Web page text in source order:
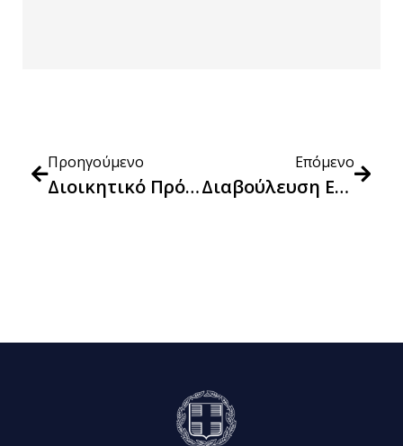
Προηγούμενο
Διοικητικό Πρόστιμο, Συνολικού Ύψους 131.000,00 Ευρώ, Στην Εταιρεία SOCIAL CORPORATION M.I.K.E., Με Διακριτικό ΤίτλοSOCIAL CORPORATION
Επόμενο
Διαβούλευση Επί Των Κανόνων ΔΙ.Ε.Π.Π.Υ. (Διακίνησης Και Εμπορίας Προϊόντων Και Παροχής Υπηρεσιών) – Αναθεώρηση Διατάξεων Κεφ. 1 Έως 3.